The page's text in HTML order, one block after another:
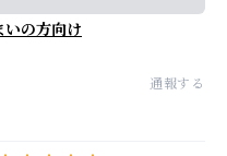
いの方向け
通報する